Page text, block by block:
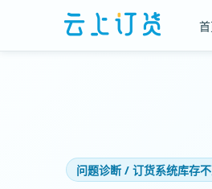
问题诊断 / 订货系统库存